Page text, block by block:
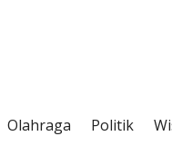
Olahraga Politik